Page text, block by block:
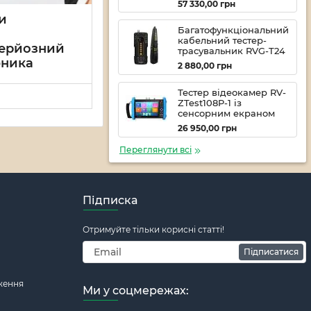
57 330,00 грн
Багатофункціональний
кабельний тестер-
трасувальник RVG-T24
2 880,00 грн
Тестер відеокамер RV-
ZTest108P-1 із
сенсорним екраном
26 950,00 грн
Переглянути всі
Підписка
Отримуйте тільки корисні статті!
Підписатися
Ми у соцмережах: